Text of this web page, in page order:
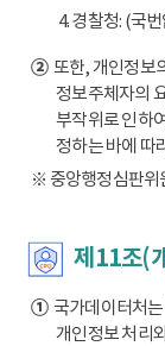
4. 경찰청: (국
②또한, 개인정보
정보주체자의
부작위로 인하
정하는 바에 따
※ 중앙행정심판위
제11조(
①국가데이터처는
개인정보 처리